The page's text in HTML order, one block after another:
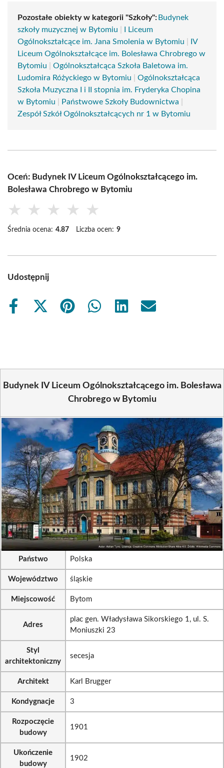
Pozostałe obiekty w kategorii "Szkoły": Budynek
szkoły muzycznej w Bytomiu
I Liceum
Ogólnokształcące im. Jana Smolenia w Bytomiu
IV
Liceum Ogólnokształcące im. Bolesława Chrobrego w
Bytomiu
Ogólnokształcąca Szkoła Baletowa im.
Ludomira Różyckiego w Bytomiu
Ogólnokształcąca
Szkoła Muzyczna I i II stopnia im. Fryderyka Chopina
w Bytomiu
Państwowe Szkoły Budownictwa
Zespół Szkół Ogólnokształcących nr 1 w Bytomiu
Oceń: Budynek IV Liceum Ogólnokształcącego im.
Bolesława Chrobrego w Bytomiu
★ ★ ★ ★ ★
Średnia ocena: 4.87 Liczba ocen: 9
Udostępnij
Share
Share
Share
Share
Share
Share
Budynek IV Liceum Ogólnokształcącego im. Bolesława
Chrobrego w Bytomiu
Państwo Polska
Województwo śląskie
Miejscowość Bytom
Adres
plac gen. Władysława Sikorskiego 1, ul. S.
Moniuszki 23
Styl
architektoniczny
secesja
Architekt Karl Brugger
Kondygnacje 3
Rozpoczęcie
budowy
1901
Ukończenie
budowy
1902